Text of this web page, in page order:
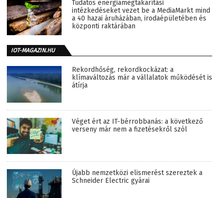
Tudatos energiamegtakarítási
intézkedéseket vezet be a MediaMarkt mind
a 40 hazai áruházában, irodaépületében és
központi raktárában
IOT-MAGAZIN.HU
Rekordhőség, rekordkockázat: a
klímaváltozás már a vállalatok működését is
átírja
Véget ért az IT-bérrobbanás: a következő
verseny már nem a fizetésekről szól
Újabb nemzetközi elismerést szereztek a
Schneider Electric gyárai